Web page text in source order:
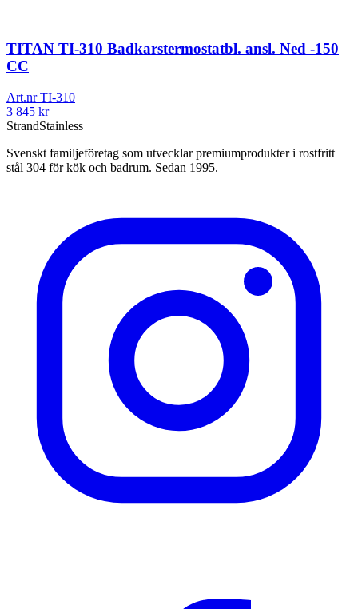
TITAN TI-310 Badkarstermostatbl. ansl. Ned -150
CC
Art.nrTI-310
3 845 kr
StrandStainless
Svenskt familjeföretag som utvecklar premiumprodukter i rostfritt
stål 304 för kök och badrum. Sedan 1995.